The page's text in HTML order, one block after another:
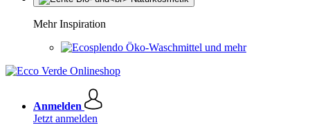
Mehr Inspiration
Öko-Waschmittel und mehr
Anmelden
Jetzt anmelden